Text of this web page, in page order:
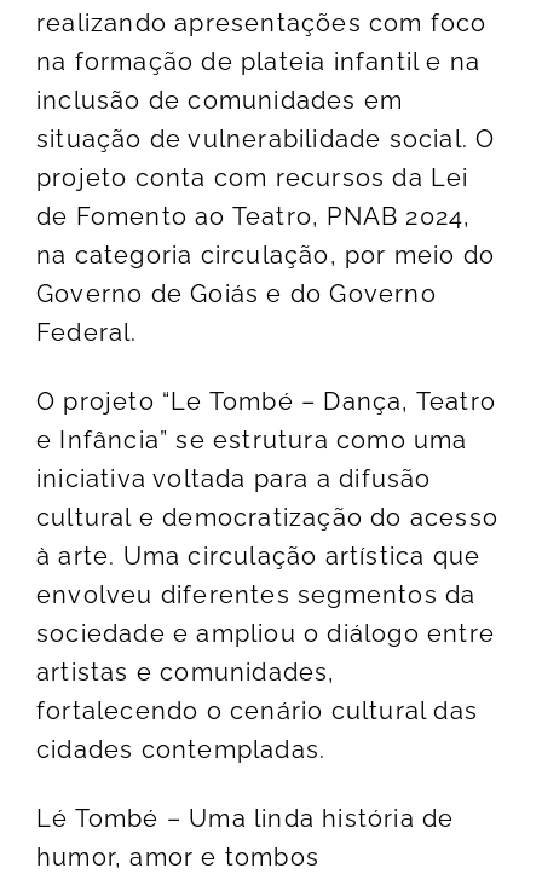
realizando apresentações com foco
na formação de plateia infantil e na
inclusão de comunidades em
situação de vulnerabilidade social. O
projeto conta com recursos da Lei
de Fomento ao Teatro, PNAB 2024,
na categoria circulação, por meio do
Governo de Goiás e do Governo
Federal.
O projeto “Le Tombé – Dança, Teatro
e Infância” se estrutura como uma
iniciativa voltada para a difusão
cultural e democratização do acesso
à arte. Uma circulação artística que
envolveu diferentes segmentos da
sociedade e ampliou o diálogo entre
artistas e comunidades,
fortalecendo o cenário cultural das
cidades contempladas.
Lé Tombé – Uma linda história de
humor, amor e tombos